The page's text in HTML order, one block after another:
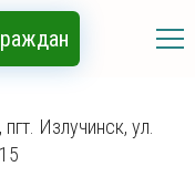
Излучинск, ул.